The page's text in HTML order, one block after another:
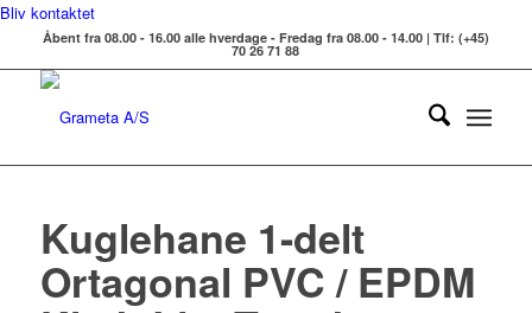
Bliv kontaktet
Åbent fra 08.00 - 16.00 alle hverdage - Fredag fra 08.00 - 14.00 | Tlf: (+45)
70 26 71 88
Kuglehane 1-delt
Ortagonal PVC / EPDM